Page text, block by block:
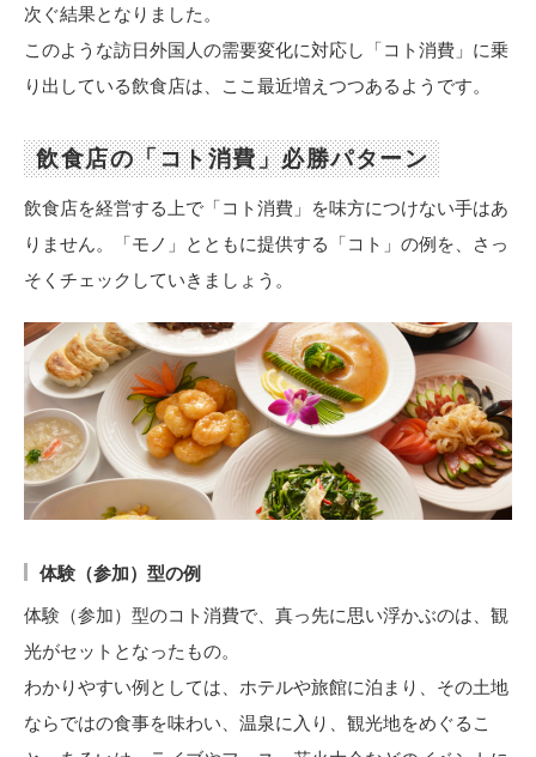
次ぐ結果となりました。
このような訪日外国人の需要変化に対応し「コト消費」に乗
り出している飲食店は、ここ最近増えつつあるようです。
飲食店の「コト消費」必勝パターン
飲食店を経営する上で「コト消費」を味方につけない手はあ
りません。「モノ」とともに提供する「コト」の例を、さっ
そくチェックしていきましょう。
体験（参加）型の例
体験（参加）型のコト消費で、真っ先に思い浮かぶのは、観
光がセットとなったもの。
わかりやすい例としては、ホテルや旅館に泊まり、その土地
ならではの食事を味わい、温泉に入り、観光地をめぐるこ